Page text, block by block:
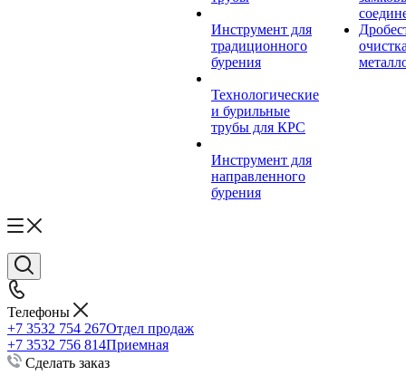
Инструмент для
традиционного
бурения
Технологические
и бурильные
трубы для КРС
Инструмент для
направленного
бурения
Телефоны
+7 3532 754 267Отдел продаж
+7 3532 756 814Приемная
Сделать заказ